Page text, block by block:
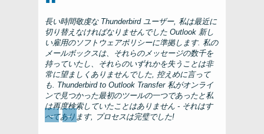
長い時間敬虔な Thunderbirdユーザー, 私は最近に
切り替えなければなりませんでした Outlook 新し
い雇用のソフトウェアポリシーに準拠します. 私の
メールボックスは、それらのメッセージの数千を
持っていたし、それらのいずれかを失うことは非
常に望ましくありませんでした, 控えめに言って
も. Thunderbird to Outlook Transfer私がオンライ
ンで見つかった最初のツールの一つであったと私
は再度検索していたことはありません - それはす
べてあります, プロセスは完璧でした!
← →